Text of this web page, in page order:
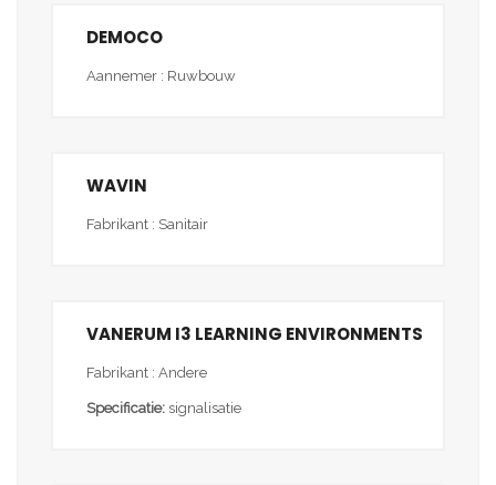
DEMOCO
Aannemer : Ruwbouw
WAVIN
Fabrikant : Sanitair
VANERUM I3 LEARNING ENVIRONMENTS
Fabrikant : Andere
Specificatie: signalisatie